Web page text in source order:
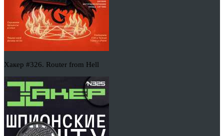
Хакер #326. Router from Hell